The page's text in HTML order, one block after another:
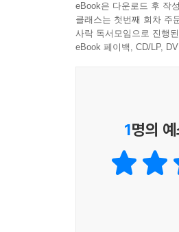
eBook은 다운로드 후 작
클래스는 첫번째 회차 주
사락 독서모임으로 진행
eBook 페이백, CD/LP,
1명의